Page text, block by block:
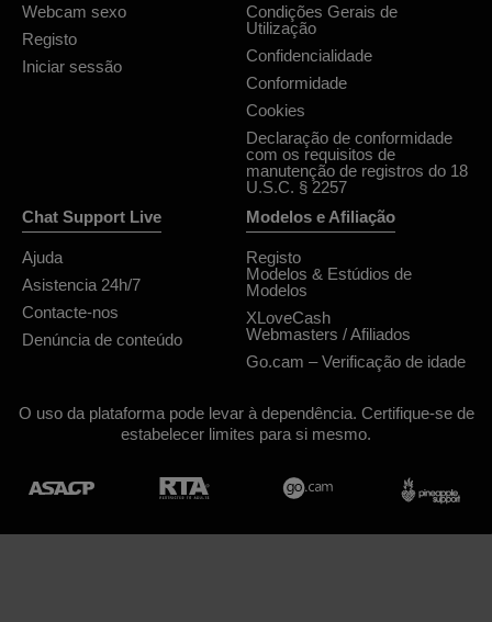
Webcam sexo
Registo
Iniciar sessão
Condições Gerais de
Utilização
Confidencialidade
Conformidade
Cookies
Declaração de conformidade
com os requisitos de
manutenção de registros do 18
U.S.C. § 2257
Chat Support Live
Ajuda
Asistencia 24h/7
Contacte-nos
Denúncia de conteúdo
Modelos e Afiliação
Registo
Modelos & Estúdios de
Modelos
XLoveCash
Webmasters / Afiliados
Go.cam – Verificação de idade
O uso da plataforma pode levar à dependência. Certifique-se de
estabelecer limites para si mesmo.